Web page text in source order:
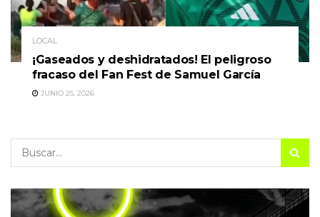
LOCAL
¡Gaseados y deshidratados! El peligroso
fracaso del Fan Fest de Samuel García
JUNIO 25, 2026